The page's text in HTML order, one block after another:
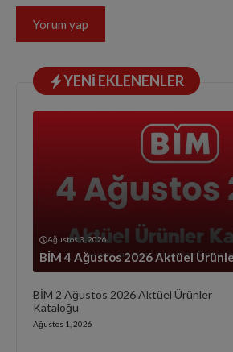
YENI EKLENENLER
Ağustos 3, 2026
BİM 4 Ağustos 2026 Aktüel
BİM 2 Ağustos 2026 Aktüel Ürünler
Kataloğu
Ağustos 1, 2026